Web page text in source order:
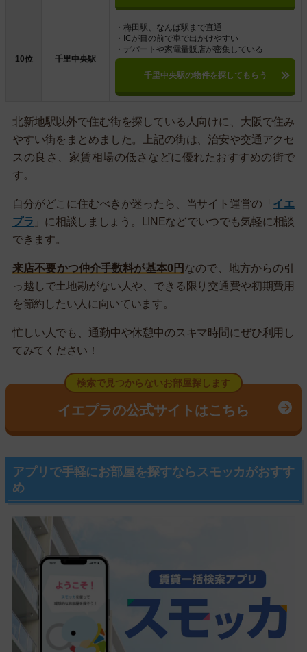
10位 千里中央駅
・梅田駅、なんば駅まで直通
・ICが目の前で車で出かけやすい
・デパートや家電量販店が密集している
千里中央駅の物件を探してもらう
北新地駅以外で住む街を探している人向けに、大阪で住み
やすい街をまとめました。上記の街は、治安や交通アクセ
スの良さ、家賃相場の低さなどに優れたおすすめの街で
す。
自分がどこに住むべきか迷ったら、当サイト運営の「 イエ
プラ 」に相談しましょう。LINEなどでいつでも気軽に相談
できます。
来店不要かつ仲介手数料が基本0円 なので、地方からの引
っ越しで土地勘がない人や、できる限り交通費や初期費用
を節約したい人に向いています。
忙しい人でも、通勤中や休憩中のスキマ時間にぜひ利用し
てみてください！
検索で見つからないお部屋探します
イエプラの公式サイトはこちら
アプリで手軽にお部屋を探すならスモッカがおすす
め